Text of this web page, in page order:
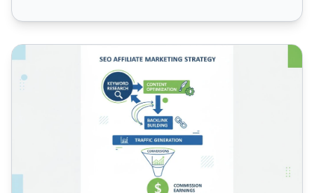
Wie kann ich SEO-Affiliate-Marketing nutzen, um mein